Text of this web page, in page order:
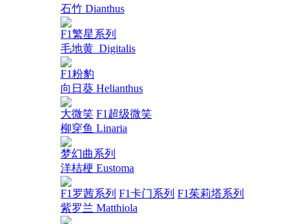
石竹 Dianthus
F1繁星系列
毛地黄_Digitalis
F1粉豹
向日葵 Helianthus
大微笑 F1超级微笑
柳穿鱼 Linaria
梦幻曲系列
洋桔梗 Eustoma
F1罗茜系列 F1卡门系列 F1茱莉塔系列
紫罗兰 Matthiola